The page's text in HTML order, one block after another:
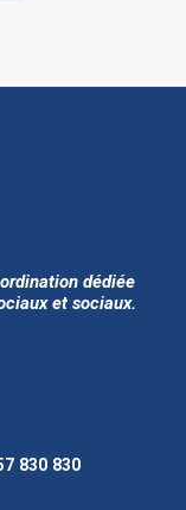
dédiée
et sociaux.
830 830